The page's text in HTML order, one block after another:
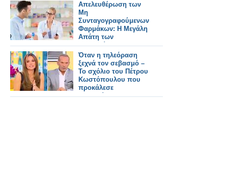
Απελευθέρωση των
Μη
Συνταγογραφούμενων
Φαρμάκων: Η Μεγάλη
Απάτη των
Μνημονίων
Όταν η τηλεόραση
ξεχνά τον σεβασμό –
Το σχόλιο του Πέτρου
Κωστόπουλου που
προκάλεσε
αμηχανία...